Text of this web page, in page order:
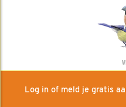
Log in of meld je gratis